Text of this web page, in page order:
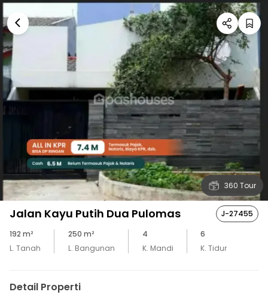
360 Tour
Jalan Kayu Putih Dua Pulomas
J-27455
192 m²
L. Tanah
250 m²
L. Bangunan
4
K. Mandi
6
K. Tidur
Detail Properti